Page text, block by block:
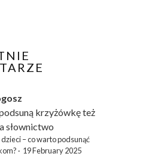
krzyżówkęteż
słownictwo
– co warto podsunąć
· 19 February 2025